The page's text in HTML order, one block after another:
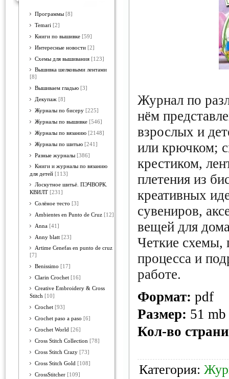
Программы [8]
Temari [2]
Книги по вышивке [59]
Интересные новости [2]
Схемы для вышивания [123]
Вышивка шелковыми лентами
[8]
Вышиваем гладью [3]
Декупаж [8]
Журналы по бисеру [225]
Журналы по вышивке [546]
Журналы по вязанию [2148]
Журналы по шитью [241]
Разные журналы [386]
Книги и журналы по вязанию
для детей [113]
Лоскутное шитьё. ПЭЧВОРК.
КВИЛТ [231]
Солёное тесто [3]
Ambientes en Punto de Cruz [12]
Anna [41]
Anny blatt [23]
Artime Cenefas en punto de cruz
[7]
Benissimo [17]
Clarin Crochet [16]
Creative Embroidery & Cross
Stitch [10]
Crochet [93]
Crochet paso a paso [6]
Crochet World [26]
Cross Stitch Collection [78]
Cross Stitch Crazy [73]
Cross Stitch Gold [108]
CrossStitcher [109]
Журнал по
нём
взрослых и
или крючком;
крестиком,
плетения из
креативных
сувениров,
вещей для
Четкие схемы,
процесса и
работе.
Формат: pdf
Размер: 51 mb
Кол-во
Категория: